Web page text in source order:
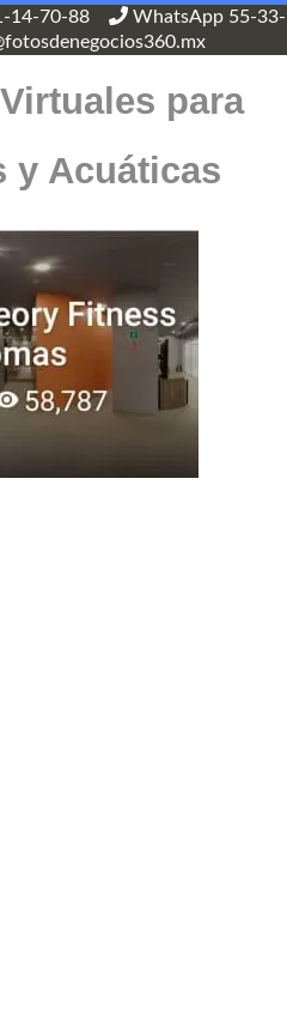
14-70-88
WhatsApp 55-33-
para
y Acuáticas